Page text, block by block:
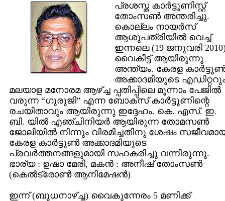
പ്രശസ്ത കാര്‍ട്ടൂണിസ്റ്റ്
തോംസണ്‍ അന്തരിച്ചു.
കൊല്ലം നായര്‍സ്
ആശുപത്രിയില്‍ വെച്ച്
ഇന്നലെ (19 ജനുവരി
വൈകീട്ട് ആയിരുന്നു
അന്ത്യം. കേരള
അക്കാദമിയുടെ
മലയാള മനോരമ ആഴ്‌ച്ച പ്പതിപ്പിലെ മൂന്നാം പേജില്‍
വരുന്ന “ഗുരുജി” എന്ന ബോക്സ് കാര്‍ട്ടൂണിന്റെ
രചയിതാവും ആയിരുന്നു ഇദ്ദേഹം. കെ. എസ്. ഇ.
ബി. യില്‍ എഞ്ചിനിയര്‍ ആയിരുന്ന തോമസണ്‍
ജോലിയില്‍ നിന്നും വിരമിച്ചതിനു ശേഷം
കേരള കാര്‍ട്ടൂണ്‍ അക്കാദമിയുടെ
പ്രവര്‍ത്തനങ്ങളുമായി സഹകരിച്ചു വന്നിരുന്നു.
ഭാര്യ : ഉഷാ മേരി, മകന്‍ : അനീഷ് തോംസണ്‍
(കെല്‍ട്രോണ്‍ ആനിമേഷന്‍)
ഇന്ന് (ബുധനാഴ്‌ച്ച) വൈകുന്നേരം 5 മണിക്ക്